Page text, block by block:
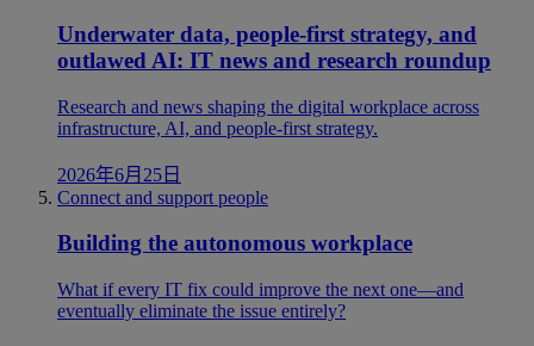
Underwater data, people-first strategy, and
outlawed AI: IT news and research roundup
Research and news shaping the digital workplace across
infrastructure, AI, and people-first strategy.
2026年6月25日
Connect and support people
Building the autonomous workplace
What if every IT fix could improve the next one—and
eventually eliminate the issue entirely?